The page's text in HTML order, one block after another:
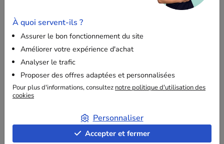
Format recommandé pour l’expédition de
volumineux, catalogues, classeurs ou coffrets
Comment bien choisir la taille de sa pochette kraft à
soufflets ?
1. Prenez les dimensions de vos produits
Exemple :un carton de 35 x 55 cm avec une
épaisseur de 8 cm.
À quoi servent-ils ?
Assurer le bon fonctionnement du site
Améliorer votre expérience d'achat
Analyser le trafic
Proposer des offres adaptées et personnalisées
Pour plus d'informations, consultez notre politique d'utilisation des
cookies
Personnaliser
Accepter et fermer